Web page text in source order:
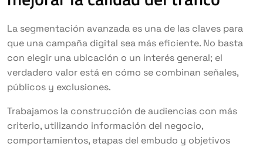
La segmentación avanzada es una de las claves para
que una campaña digital sea más eficiente. No basta
con elegir una ubicación o un interés general; el
verdadero valor está en cómo se combinan señales,
públicos y exclusiones.
Trabajamos la construcción de audiencias con más
criterio, utilizando información del negocio,
comportamientos, etapas del embudo y objetivos